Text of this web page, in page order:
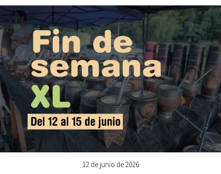
12 de junio de 2026